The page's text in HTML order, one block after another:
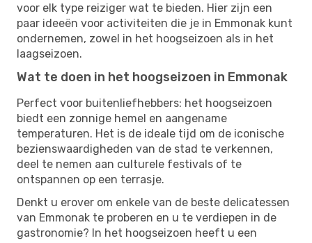
voor elk type reiziger wat te bieden. Hier zijn een
paar ideeën voor activiteiten die je in Emmonak kunt
ondernemen, zowel in het hoogseizoen als in het
laagseizoen.
Wat te doen in het hoogseizoen in Emmonak
Perfect voor buitenliefhebbers: het hoogseizoen
biedt een zonnige hemel en aangename
temperaturen. Het is de ideale tijd om de iconische
bezienswaardigheden van de stad te verkennen,
deel te nemen aan culturele festivals of te
ontspannen op een terrasje.
Denkt u erover om enkele van de beste delicatessen
van Emmonak te proberen en u te verdiepen in de
gastronomie? In het hoogseizoen heeft u een